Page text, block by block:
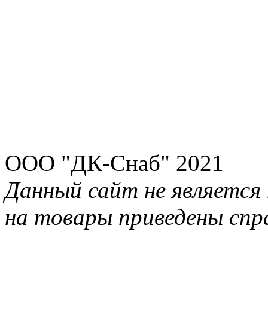
ООО "ДК-Снаб" 2021
Данный сайт не
на товары приведены